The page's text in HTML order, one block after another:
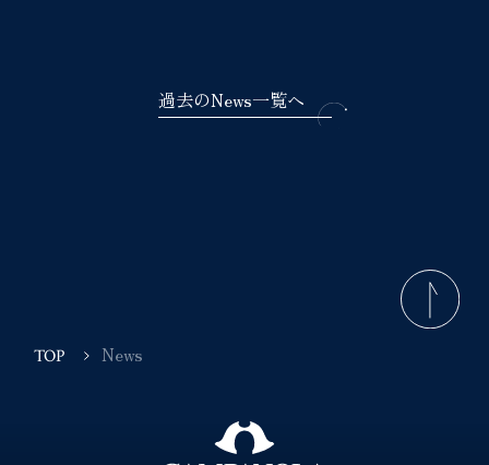
過去のNews一覧へ
TOP News